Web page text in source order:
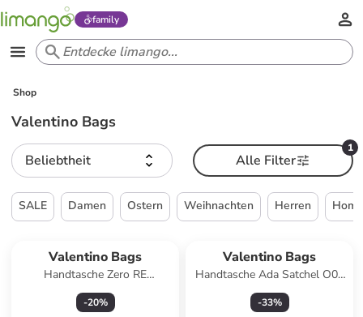
family
Shop
Valentino Bags
Beliebtheit
1
Alle Filter
SALE Damen Ostern Weihnachten Herren
Valentino Bags
Handtasche Zero RE
Shopping 302 in Cuoio
-20%
Valentino Bags
Handtasche Ada Satchel O05
in Bianco
-33%